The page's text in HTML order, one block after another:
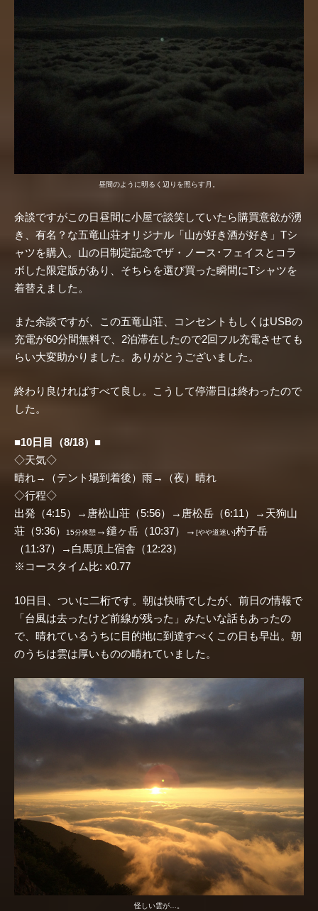
昼間のように明るく辺りを照らす月。
余談ですがこの日昼間に小屋で談笑していたら購買意欲が湧
き、有名？な五竜山荘オリジナル「山が好き酒が好き」Tシ
ャツを購入。山の日制定記念でザ・ノース･フェイスとコラ
ボした限定版があり、そちらを選び買った瞬間にTシャツを
着替えました。
また余談ですが、この五竜山荘、コンセントもしくはUSBの
充電が60分間無料で、2泊滞在したので2回フル充電させても
らい大変助かりました。ありがとうございました。
終わり良ければすべて良し。こうして停滞日は終わったので
した。
■10日目（8/18）■
◇天気◇
晴れ→（テント場到着後）雨→（夜）晴れ
◇行程◇
出発（4:15）→唐松山荘（5:56）→唐松岳（6:11）→天狗山
荘（9:36）
15分休憩 →鑓ヶ岳（10:37）→ [やや道迷い]杓子岳
（11:37）→白馬頂上宿舎（12:23）
※コースタイム比: x0.77
10日目、ついに二桁です。朝は快晴でしたが、前日の情報で
「台風は去ったけど前線が残った」みたいな話もあったの
で、晴れているうちに目的地に到達すべくこの日も早出。朝
のうちは雲は厚いものの晴れていました。
怪しい雲が…。